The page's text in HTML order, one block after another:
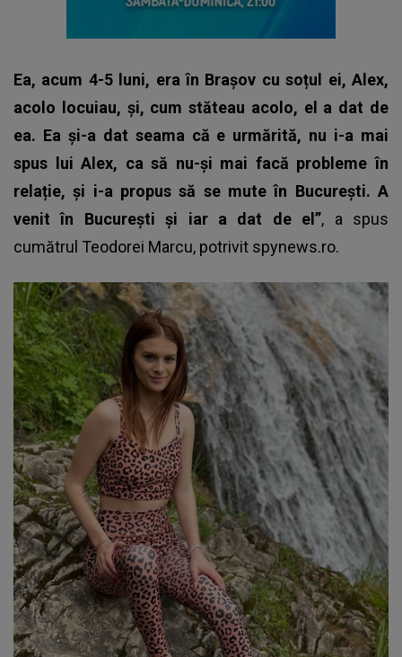
Ea, acum 4-5 luni, era în Brașov cu soțul ei, Alex,
acolo locuiau, și, cum stăteau acolo, el a dat de
ea. Ea și-a dat seama că e urmărită, nu i-a mai
spus lui Alex, ca să nu-și mai facă probleme în
relație, și i-a propus să se mute în București. A
venit în București și iar a dat de el”, a spus
cumătrul Teodorei Marcu, potrivit spynews.ro.